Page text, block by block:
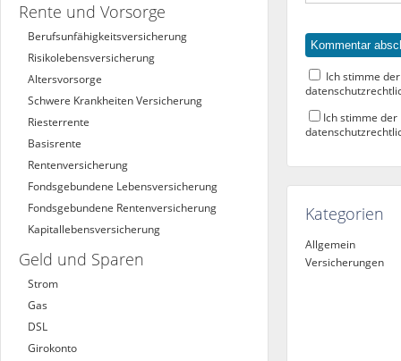
Rente und Vorsorge
Berufs­unfähigkeitsversicherung
Risikolebensversicherung
Altersvorsorge
Schwere Krankheiten Versicherung
Riesterrente
Basisrente
Rentenversicherung
Fondsgebundene Lebensversicherung
Fondsgebundene Rentenversicherung
Kapitallebensversicherung
Geld und Sparen
Strom
Gas
DSL
Girokonto
Ich stimme
Ich stimme
Kategorien
Allgemein
Versicherungen